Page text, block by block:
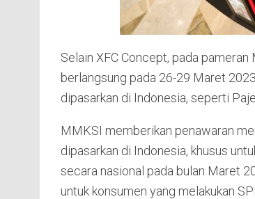
Selain XFC Concept, pada
berlangsung pada 26-29 Maret
dipasarkan di Indonesia, seperti
MMKSI memberikan penawaran
dipasarkan di Indonesia, khusus
secara nasional pada bulan Maret
untuk konsumen yang melakukan